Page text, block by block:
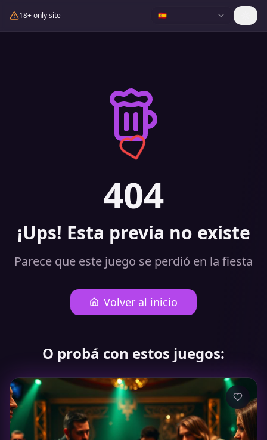
18+ only site 🇪🇸
404
¡Ups! Esta previa no existe
Parece que este juego se perdió en la fiesta
Volver al inicio
O probá con estos juegos: